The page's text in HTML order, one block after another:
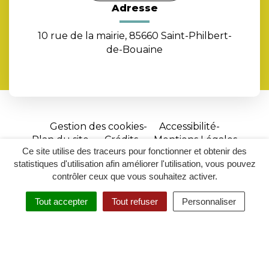
Ce site utilise des traceurs pour fonctionner et obtenir des
statistiques d'utilisation afin améliorer l'utilisation, vous pouvez
contrôler ceux que vous souhaitez activer.
Tout accepter Tout refuser Personnaliser
RECHERCHER
ACCESSIBILITÉ
Adresse
10 rue de la mairie, 85660 Saint-Philbert-
de-Bouaine
Gestion des cookies
Accessibilité
Plan du site
Crédits
Mentions Légales
Site
réalisé
par
Inovagora